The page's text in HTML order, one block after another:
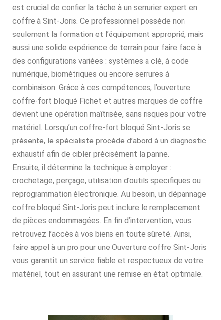
est crucial de confier la tâche à un serrurier expert en
coffre à Sint-Joris. Ce professionnel possède non
seulement la formation et l’équipement approprié, mais
aussi une solide expérience de terrain pour faire face à
des configurations variées : systèmes à clé, à code
numérique, biométriques ou encore serrures à
combinaison. Grâce à ces compétences, l’ouverture
coffre-fort bloqué Fichet et autres marques de coffre
devient une opération maîtrisée, sans risques pour votre
matériel. Lorsqu’un coffre-fort bloqué Sint-Joris se
présente, le spécialiste procède d’abord à un diagnostic
exhaustif afin de cibler précisément la panne.
Ensuite, il détermine la technique à employer :
crochetage, perçage, utilisation d’outils spécifiques ou
reprogrammation électronique. Au besoin, un dépannage
coffre bloqué Sint-Joris peut inclure le remplacement
de pièces endommagées. En fin d’intervention, vous
retrouvez l’accès à vos biens en toute sûreté. Ainsi,
faire appel à un pro pour une Ouverture coffre Sint-Joris
vous garantit un service fiable et respectueux de votre
matériel, tout en assurant une remise en état optimale.